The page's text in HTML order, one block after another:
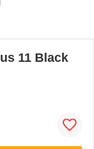
11 Black